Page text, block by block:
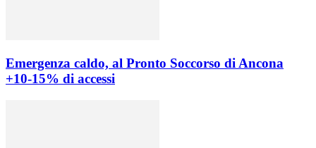
Emergenza caldo, al Pronto Soccorso di Ancona
+10-15% di accessi